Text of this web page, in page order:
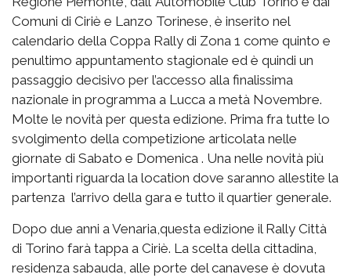
Comuni di Ciriè e Lanzo Torinese, è inserito nel
calendario della Coppa Rally di Zona 1 come quinto e
penultimo appuntamento stagionale ed è quindi un
passaggio decisivo per l’accesso alla finalissima
nazionale in programma a Lucca a metà Novembre.
Molte le novità per questa edizione. Prima fra tutte lo
svolgimento della competizione articolata nelle
giornate di Sabato e Domenica . Una nelle novità più
importanti riguarda la location dove saranno allestite la
partenza l’arrivo della gara e tutto il quartier generale.
Dopo due anni a Venaria,questa edizione il Rally Città
di Torino farà tappa a Ciriè. La scelta della cittadina,
residenza sabauda, alle porte del canavese è dovuta